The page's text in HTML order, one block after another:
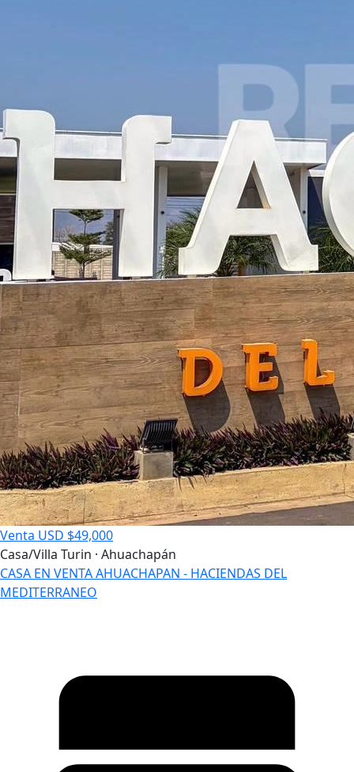
Venta USD $49,000
Casa/Villa Turin · Ahuachapán
CASA EN VENTA AHUACHAPAN - HACIENDAS DEL
MEDITERRANEO